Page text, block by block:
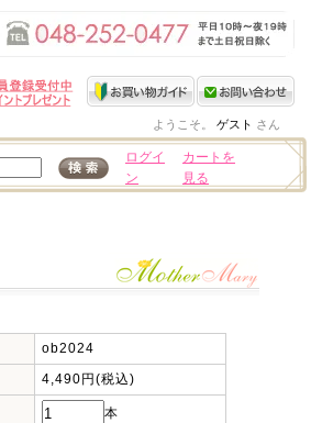
ようこそ。 ゲスト さん
ログイ
ン
カートを
見る
ob2024
4,490円(税込)
本